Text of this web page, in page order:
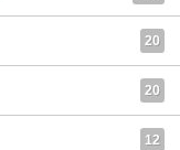
20
20
12